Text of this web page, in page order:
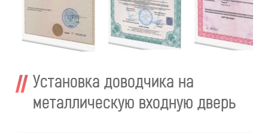
Установка доводчика на
металлическую входную дверь